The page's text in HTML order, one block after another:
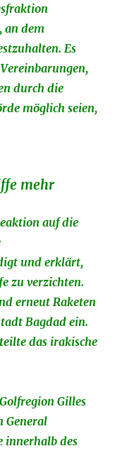
an dem
Es
durch die
möglich seien,
mehr
auf die
und erklärt,
zu verzichten.
erneut Raketen
Bagdad ein.
das irakische
Gilles
General
innerhalb des